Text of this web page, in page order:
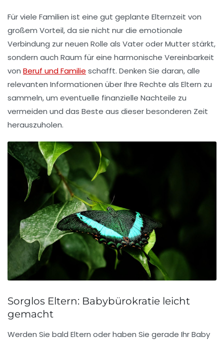
Für viele Familien ist eine gut geplante Elternzeit von
großem Vorteil, da sie nicht nur die emotionale
Verbindung zur neuen Rolle als Vater oder Mutter stärkt,
sondern auch Raum für eine harmonische Vereinbarkeit
von Beruf und Familie schafft. Denken Sie daran, alle
relevanten Informationen über Ihre Rechte als Eltern zu
sammeln, um eventuelle finanzielle Nachteile zu
vermeiden und das Beste aus dieser besonderen Zeit
herauszuholen.
Sorglos Eltern: Babybürokratie leicht
gemacht
Werden Sie bald Eltern oder haben Sie gerade Ihr Baby